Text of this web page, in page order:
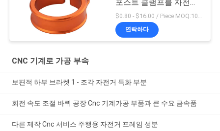
포스트 클램프를 자전거
로 갑니다
연락하다
CNC 기계로 가공 부속
보편적 하부 브라켓 1 - 조각 자전거 특화 부분
회전 속도 조절 바퀴 공장 Cnc 기계가공 부품과 큰 수요 금속품
다른 제작 Cnc 서비스 주행용 자전거 프레임 성분